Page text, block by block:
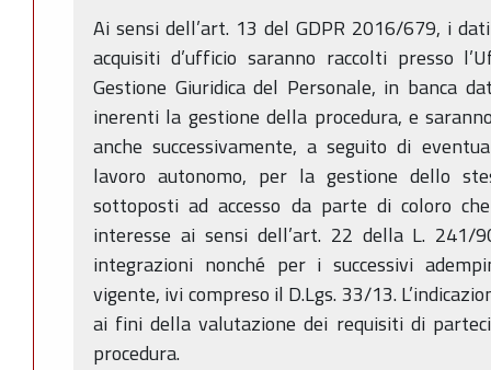
Ai sensi dell’art. 13 del GDPR 2016/679, i
acquisiti d’ufficio saranno raccolti presso
Gestione Giuridica del Personale, in banca
inerenti la gestione della procedura, e
anche successivamente, a seguito di
lavoro autonomo, per la gestione dello
sottoposti ad accesso da parte di coloro
interesse ai sensi dell’art. 22 della L. 241/
integrazioni nonché per i successivi
vigente, ivi compreso il D.Lgs. 33/13.
ai fini della valutazione dei requisiti di
procedura.